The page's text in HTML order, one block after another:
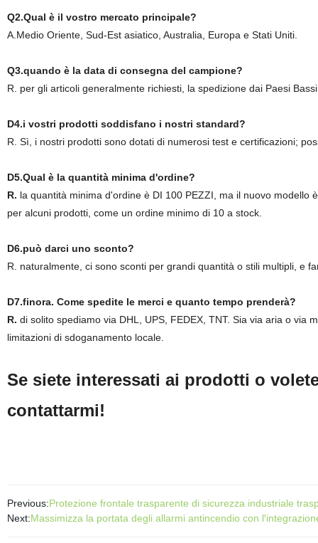
Q2.Qual è il vostro mercato principale?
A.Medio Oriente, Sud-Est asiatico, Australia, Europa e Stati Uniti.
Q3.quando è la data di consegna del campione?
R. per gli articoli generalmente richiesti, la spedizione dai Paesi
D4.i vostri prodotti soddisfano i nostri standard?
R. Sì, i nostri prodotti sono dotati di numerosi test e certificazioni;
D5.Qual è la quantità minima d'ordine?
R. la quantità minima d'ordine è DI 100 PEZZI, ma il nuovo
per alcuni prodotti, come un ordine minimo di 10 a stock.
D6.può darci uno sconto?
R. naturalmente, ci sono sconti per grandi quantità o stili multipli, e
D7.finora. Come spedite le merci e quanto tempo prenderà?
R. di solito spediamo via DHL, UPS, FEDEX, TNT. Sia via aria o
limitazioni di sdoganamento locale.
Se siete interessati ai prodotti o
contattarmi!
Previous:Protezione frontale trasparente di sicurezza industriale
Next:Massimizza la portata degli allarmi antincendio con